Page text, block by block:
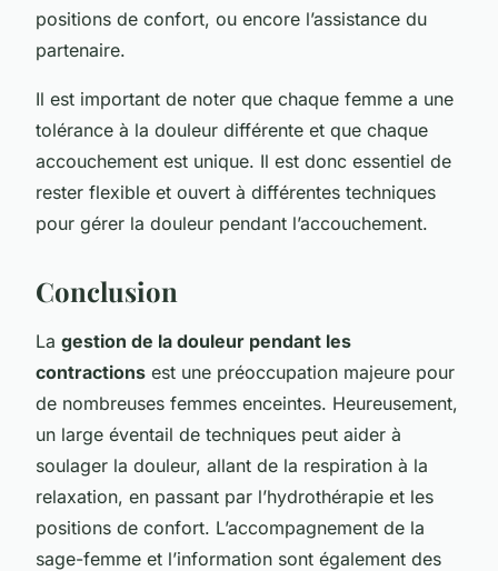
positions de confort, ou encore l’assistance du
partenaire.
Il est important de noter que chaque femme a une
tolérance à la douleur différente et que chaque
accouchement est unique. Il est donc essentiel de
rester flexible et ouvert à différentes techniques
pour gérer la douleur pendant l’accouchement.
Conclusion
La gestion de la douleur pendant les
contractions est une préoccupation majeure pour
de nombreuses femmes enceintes. Heureusement,
un large éventail de techniques peut aider à
soulager la douleur, allant de la respiration à la
relaxation, en passant par l’hydrothérapie et les
positions de confort. L’accompagnement de la
sage-femme et l’information sont également des